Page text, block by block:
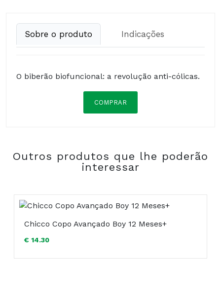
Sobre o produto Indicações
O biberão biofuncional: a revolução anti-cólicas.
COMPRAR
Outros produtos que lhe poderão
interessar
Chicco Copo Avançado Boy 12 Meses+
€ 14.30